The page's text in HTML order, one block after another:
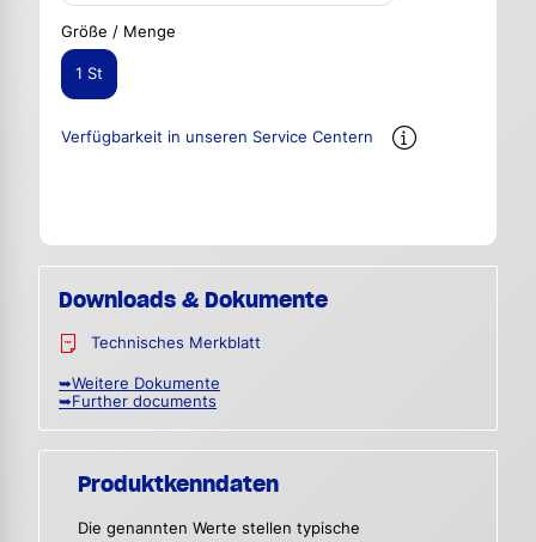
Größe / Menge
1 St
Verfügbarkeit in unseren Service Centern
Downloads & Dokumente
Technisches Merkblatt
➥Weitere Dokumente
➥Further documents
Produktkenndaten
Die genannten Werte stellen typische